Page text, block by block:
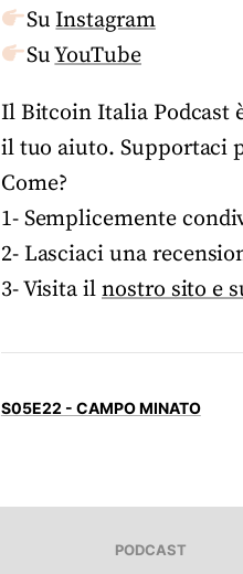
SuInstagram
SuYouTube
Il Bitcoin Italia Podcast
il tuo aiuto. Supportaci
Come?
1- Semplicemente
2- Lasciaci una
3- Visita ilnostro sito e
S05E22 - CAMPO MINATO
PODCAST